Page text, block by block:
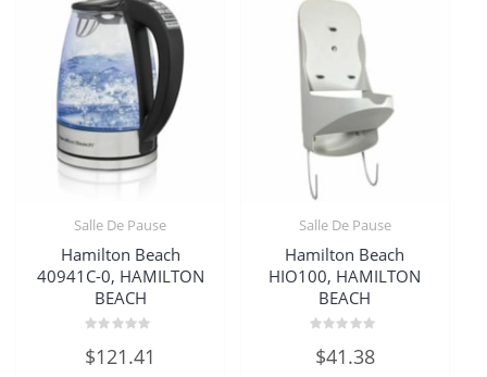
Salle De Pause
Hamilton Beach
40941C-0, HAMILTON
BEACH
0
sur
$121.41
Salle De Pause
Hamilton Beach
HIO100, HAMILTON
BEACH
0
sur
$41.38